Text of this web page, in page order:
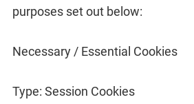
purposes set out below:
Necessary / Essential Cookies
Type: Session Cookies